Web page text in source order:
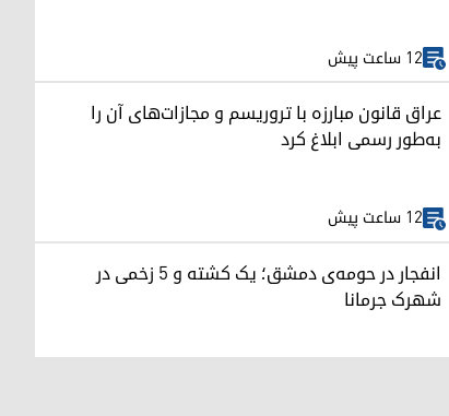
12 ساعت پیش
عراق قانون مبارزه با تروریسم و مجازات‌های آن را
به‌طور رسمی ابلاغ کرد
12 ساعت پیش
انفجار در حومه‌ی دمشق؛ یک کشته و ۵ زخمی در
شهرک جرمانا